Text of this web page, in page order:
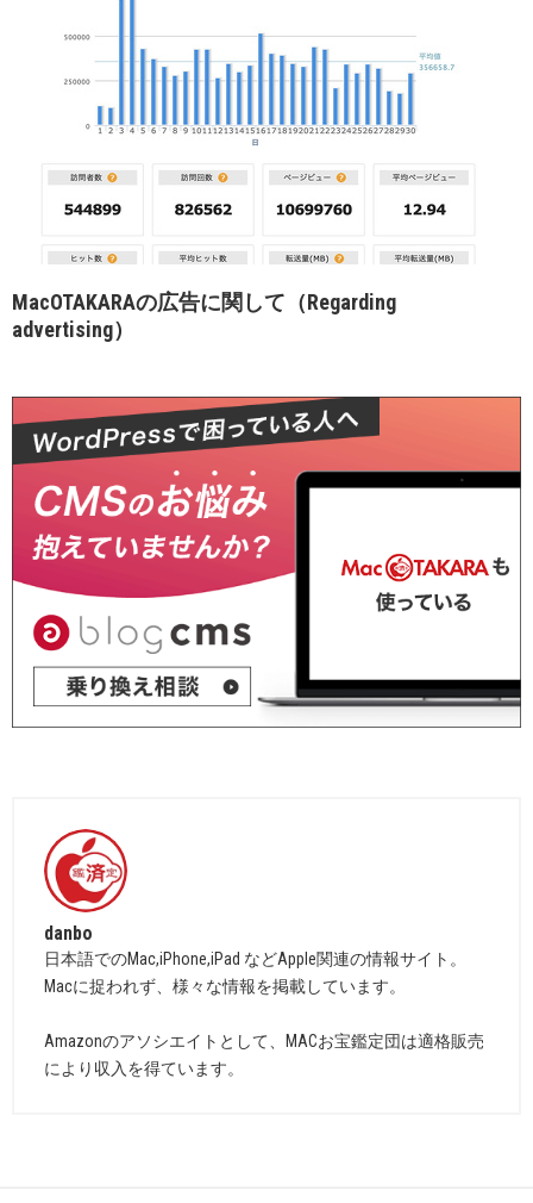
MacOTAKARAの広告に関して（Regarding
advertising）
danbo
日本語でのMac,iPhone,iPad などApple関連の情報サイト。
Macに捉われず、様々な情報を掲載しています。
Amazonのアソシエイトとして、MACお宝鑑定団は適格販売
により収入を得ています。